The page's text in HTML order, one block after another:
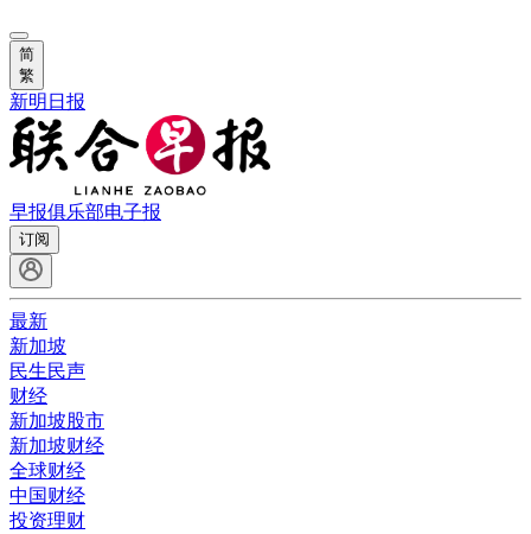
简
繁
新明日报
早报俱乐部电子报
订阅
最新
新加坡
民生民声
财经
新加坡股市
新加坡财经
全球财经
中国财经
投资理财